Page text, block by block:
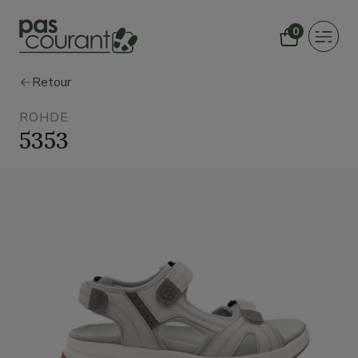
0
Toggle
Retour
ROHDE
5353